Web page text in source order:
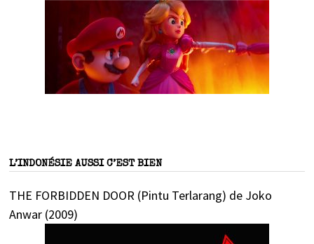
L’INDONÉSIE AUSSI C’EST BIEN
THE FORBIDDEN DOOR (Pintu Terlarang) de Joko
Anwar (2009)